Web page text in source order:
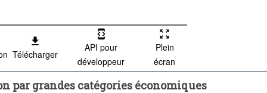
Télécharger
API pour
développeur
Plein
écran
par grandes catégories économiques